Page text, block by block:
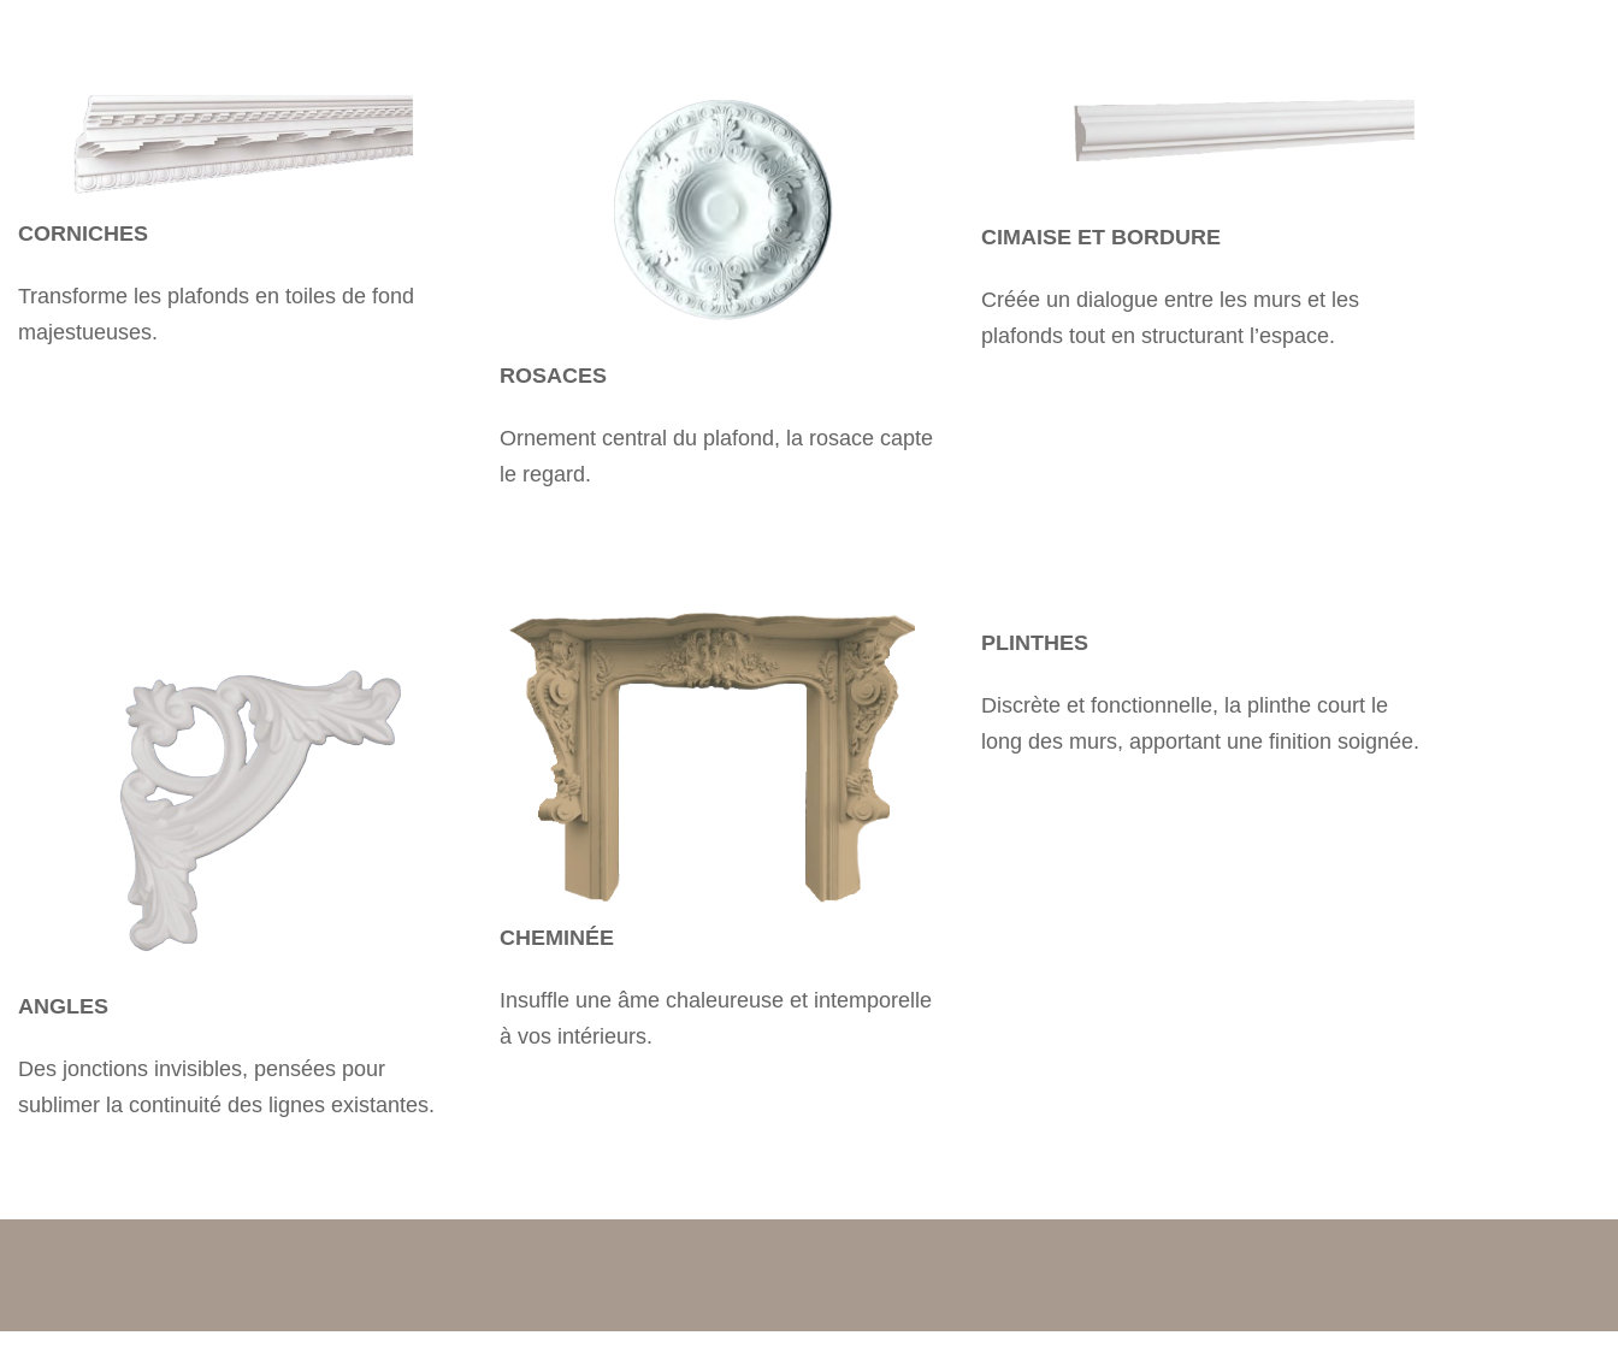
CORNICHES
Transforme les plafonds en toiles de fond
majestueuses.
ROSACES
Ornement central du plafond, la rosace capte
le regard.
CIMAISE ET BORDURE
Créée un dialogue entre les murs et les
plafonds tout en structurant l’espace.
ANGLES
Des jonctions invisibles, pensées pour
sublimer la continuité des lignes existantes.
CHEMINÉE
Insuffle une âme chaleureuse et intemporelle
à vos intérieurs.
PLINTHES
Discrète et fonctionnelle, la plinthe court le
long des murs, apportant une finition soignée.